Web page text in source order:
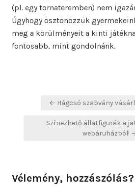
(pl. egy tornateremben) nem
Úgyhogy ösztönözzük
meg a körülményeit a kinti
fontosabb, mint gondolnánk.
Bejegyzés← Hágcsó szabvány
Színezhető állatfigurák a
webáruházból!
Vélemény, hozzászólás?